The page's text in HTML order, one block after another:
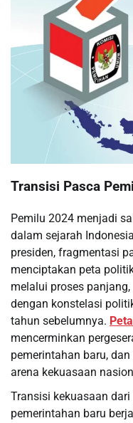
Transisi Pasca
Pemilu 2024 menjadi
dalam sejarah
presiden, fragmentasi
menciptakan peta
melalui proses
dengan konstelasi
tahun sebelumnya.
mencerminkan
pemerintahan baru,
arena kekuasaan
Transisi kekuasaan
pemerintahan baru